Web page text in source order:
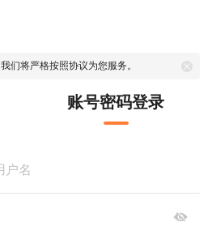
我们将严格按照协议为您服务。
账号密码登录